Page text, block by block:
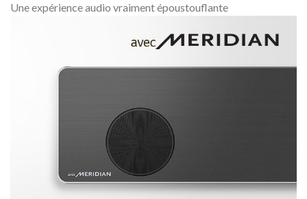
Une expérience audio vraiment époustouflante